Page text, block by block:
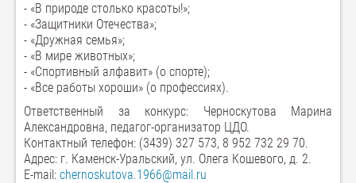
- «В природе столько красоты!»;
- «Защитники Отечества»;
- «Дружная семья»;
- «В мире животных»;
- «Спортивный алфавит» (о спорте);
- «Все работы хороши» (о профессиях).
Ответственный за конкурс: Черноскутова Марина
Александровна, педагог-организатор ЦДО.
Контактный телефон: (3439) 327 573, 8 952 732 29 70.
Адрес: г. Каменск-Уральский, ул. Олега Кошевого, д. 2.
Е-mail: chernoskutova.1966@mail.ru